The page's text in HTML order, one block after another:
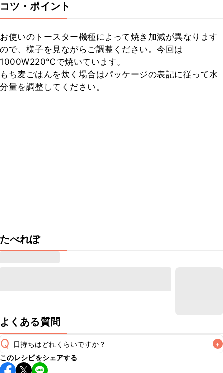
コツ・ポイント
お使いのトースター機種によって焼き加減が異なります
ので、様子を見ながらご調整ください。今回は
1000W220℃で焼いています。
もち麦ごはんを炊く場合はパッケージの表記に従って水
分量を調整してください。
たべれぽ
よくある質問
Q 日持ちはどれくらいですか？ +
保存期間は冷蔵で当日中が目安です。なるべくお早めにお召
このレシピをシェアする